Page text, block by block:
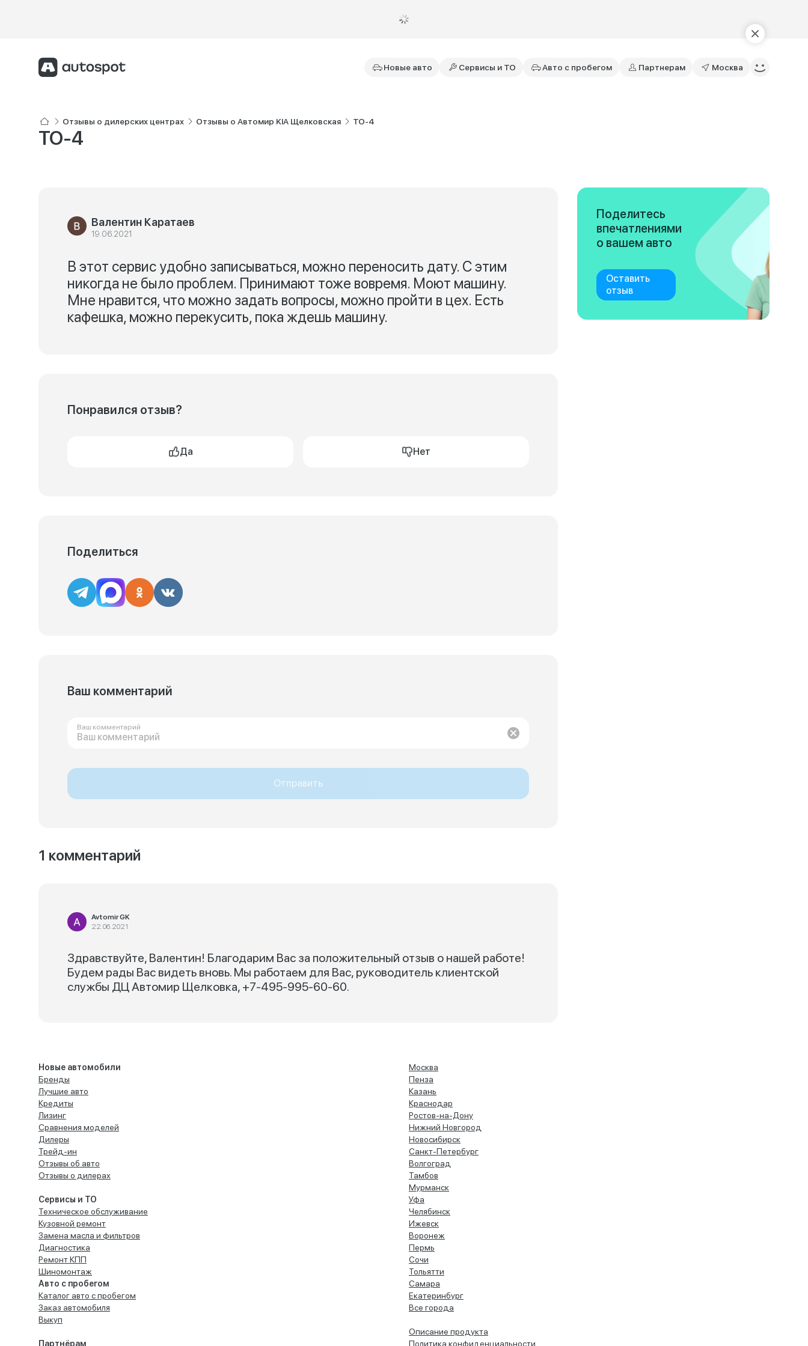
Новые авто Сервисы и ТО Авто с пробегом Партнерам Москва
Отзывы о дилерских центрах Отзывы о Автомир KIA Щелковская ТО-4
ТО-4
Валентин Каратаев
19.06.2021
В этот сервис удобно записываться, можно переносить дату. С этим
никогда не было проблем. Принимают тоже вовремя. Моют машину.
Мне нравится, что можно задать вопросы, можно пройти в цех. Есть
кафешка, можно перекусить, пока ждешь машину.
Понравился отзыв?
Да Нет
Поделиться
Ваш комментарий
Ваш комментарий
Отправить
1 комментарий
Avtomir GK
22.06.2021
Здравствуйте, Валентин! Благодарим Вас за положительный отзыв о нашей работе!
Будем рады Вас видеть вновь. Мы работаем для Вас, руководитель клиентской
службы ДЦ Автомир Щелковка, +7-495-995-60-60.
Поделитесь
впечатлениями
о вашем авто
Оставить
отзыв
Новые автомобили
Бренды
Лучшие авто
Кредиты
Лизинг
Сравнения моделей
Дилеры
Трейд-ин
Отзывы об авто
Отзывы о дилерах
Сервисы и ТО
Техническое обслуживание
Кузовной ремонт
Замена масла и фильтров
Диагностика
Ремонт КПП
Шиномонтаж
Авто с пробегом
Каталог авто с пробегом
Заказ автомобиля
Выкуп
Партнёрам
Москва
Пенза
Казань
Краснодар
Ростов-на-Дону
Нижний Новгород
Новосибирск
Санкт-Петербург
Волгоград
Тамбов
Мурманск
Уфа
Челябинск
Ижевск
Воронеж
Пермь
Сочи
Тольятти
Самара
Екатеринбург
Все города
Описание продукта
Политика конфиденциальности